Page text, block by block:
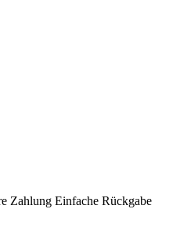
Zahlung Einfache Rückgabe